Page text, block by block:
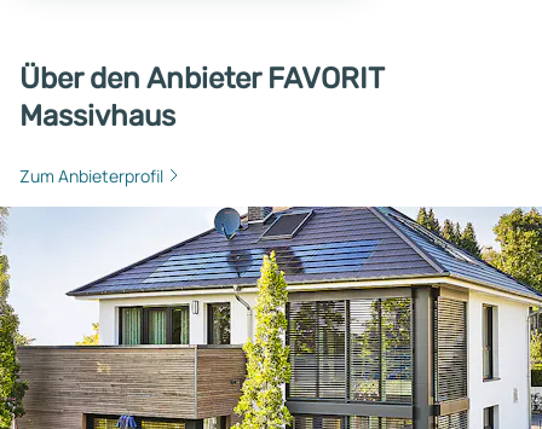
Über den Anbieter FAVORIT
Massivhaus
Zum Anbieterprofil